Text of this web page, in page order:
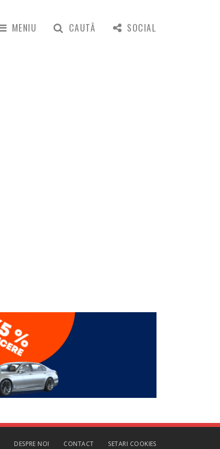
MENIU CAUTĂ SOCIAL
DESPRE NOI CONTACT SETARI COOKIES